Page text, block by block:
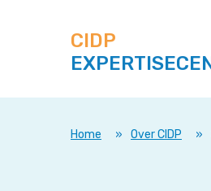
naar
content
deze
site
CIDP
Home » Over CIDP »